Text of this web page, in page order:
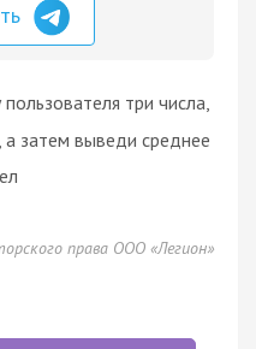
пользователя три числа,
затем выведи среднее
права ООО «Легион»